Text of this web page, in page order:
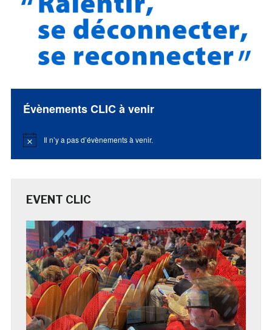
Évènements CLIC à venir
Notice Il n’y a pas d’évènements à venir.
EVENT CLIC